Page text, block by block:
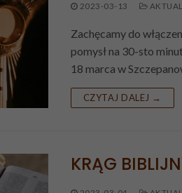
2023-03-13
Zachęcamy do
pomysł na 30-sto
18 marca w
CZYTAJ DALEJ →
KRĄG